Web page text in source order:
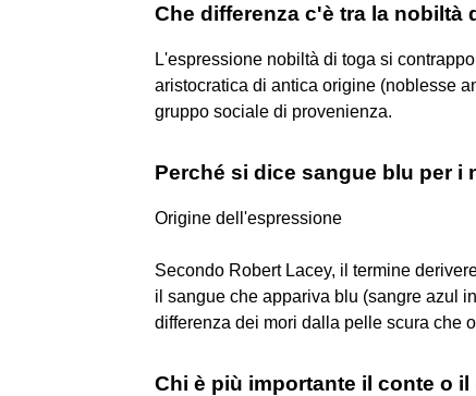
Che differenza c'è tra la nobiltà
L'espressione nobiltà di toga si
aristocratica di antica origine (noblesse
gruppo sociale di provenienza.
Perché si dice sangue blu per i
Origine dell'espressione
Secondo Robert Lacey, il termine
il sangue che appariva blu (sangre azul
differenza dei mori dalla pelle scura che
Chi è più importante il conte o il